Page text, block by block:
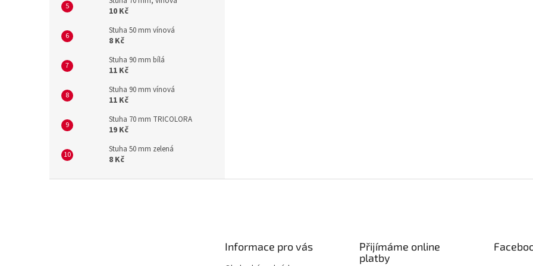
10 Kč
Stuha 50 mm vínová
8 Kč
Stuha 90 mm bílá
11 Kč
Stuha 90 mm vínová
11 Kč
Stuha 70 mm TRICOLORA
19 Kč
Stuha 50 mm zelená
8 Kč
Informace pro vás
Přijímáme online
platby